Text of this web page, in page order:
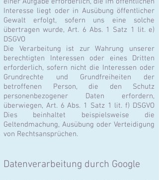
Interesse liegt oder in Ausübung öffentlicher
Gewalt erfolgt, sofern uns eine solche
übertragen wurde, Art. 6 Abs. 1 Satz 1 lit. e)
DSGVO
Die Verarbeitung ist zur Wahrung unserer
berechtigten Interessen oder eines Dritten
erforderlich, sofern nicht die Interessen oder
Grundrechte und Grundfreiheiten der
betroffenen Person, die den Schutz
personenbezogener Daten erfordern,
überwiegen, Art. 6 Abs. 1 Satz 1 lit. f) DSGVO
Dies beinhaltet beispielsweise die
Geltendmachung, Ausübung oder Verteidigung
von Rechtsansprüchen.
Datenverarbeitung durch Google